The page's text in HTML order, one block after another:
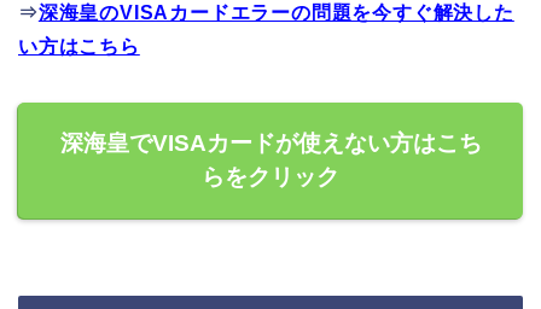
⇒深海皇のVISAカードエラーの問題を今すぐ解決した
い方はこちら
深海皇でVISAカードが使えない方はこち
らをクリック